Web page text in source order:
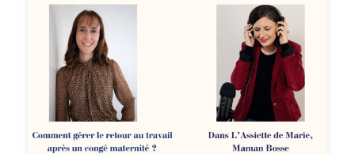
gratuitement la newsletter. ✨ La fiche idées repas/liste
de courses pour mieux s'organiser Cette fiche vous
permet de gagner du temps et de faire des économies.
Télécharger gratuitement la fiche. ✨ Guide des
meilleures sources d'inspiration d'idées repas J'ai
regroupé toutes les sources (blogs, comptes instagram,
magazines, livres, chaînes Youtube...) d'idées repas que
j'utilise pour ne plus jamais manquer d'idées Découvrir le
meilleur moyen de me le dire et de le faire connaître est